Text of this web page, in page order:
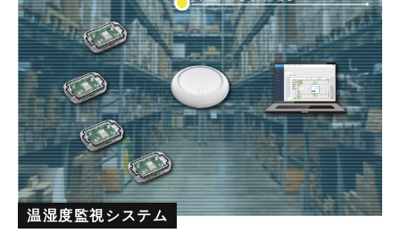
温湿度監視システム